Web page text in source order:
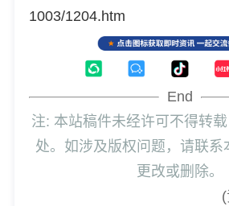
1003/1204.htm
End
注: 本站稿件未经许可不得转
处。如涉及版权问题，请联系
更改或删除。